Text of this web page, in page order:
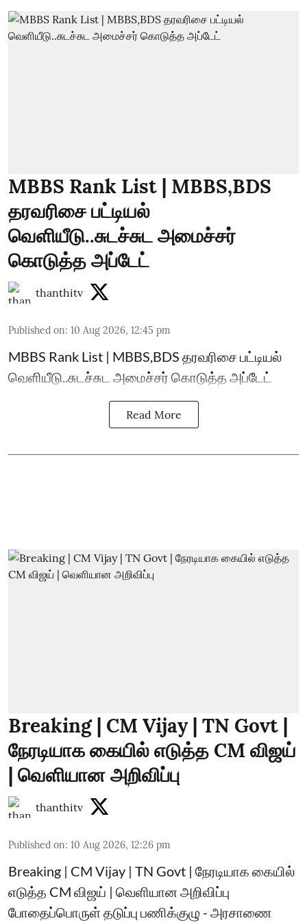
MBBS Rank List | MBBS,BDS
தரவரிசை பட்டியல்
வெளியீடு..சுடச்சுட அமைச்சர்
கொடுத்த அப்டேட்
thanthitv
Published on: 10 Aug 2026, 12:45 pm
MBBS Rank List | MBBS,BDS தரவரிசை பட்டியல்
வெளியீடு..சுடச்சுட அமைச்சர் கொடுத்த அப்டேட்
Read More
Breaking | CM Vijay | TN Govt |
நேரடியாக கையில் எடுத்த CM விஜய்
| வெளியான அறிவிப்பு
thanthitv
Published on: 10 Aug 2026, 12:26 pm
Breaking | CM Vijay | TN Govt | நேரடியாக கையில்
எடுத்த CM விஜய் | வெளியான அறிவிப்பு
போதைப்பொருள் தடுப்பு பணிக்குழு - அரசாணை